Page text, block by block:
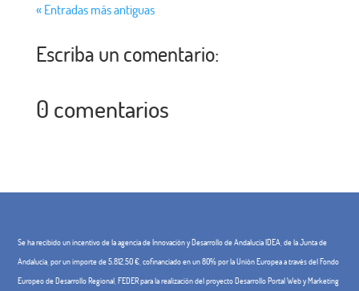
« Entradas más antiguas
Escriba un comentario:
0 comentarios
Se ha recibido un incentivo de la agencia de Innovación y Desarrollo de Andalucía IDEA, de la Junta de
Andalucía, por un importe de 5.812,50 €, cofinanciado en un 80% por la Unión Europea a través del Fondo
Europeo de Desarrollo Regional, FEDER para la realización del proyecto Desarrollo Portal Web y Marketing